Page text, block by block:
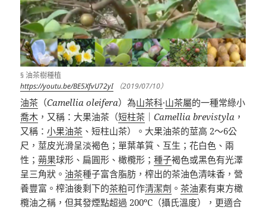
§ 油茶樹種植
https://youtu.be/BE5XfvU72yI（2019/07/10）
油茶 （Camellia oleifera）為山茶科·山茶屬的一種常綠小
喬木 ，又稱：大果油茶（短柱茶 ｜Camellia brevistyla ，
又稱：小果油茶 、短柱山茶）。大果油茶的莖高 2～6公
尺，莖皮光滑呈淡褐色；單葉革質、互生；花白色、兩
性；蒴果球形、扁圓形、橄欖形；種子褐色或黑色有光澤
呈三角狀。油茶種子富含脂肪，榨出的茶油色清味香，營
養豐富。榨油後剩下的茶粕可作清潔劑 。茶油素有東方橄
欖油之稱，但其發煙點超過 200ºC （攝氏溫度），更適合